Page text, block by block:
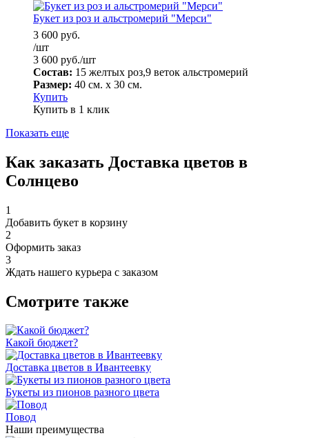
Букет из роз и альстромерий "Мерси"
3 600 руб.
/шт
3 600 руб./шт
Состав: 15 желтых роз,9 веток альстромерий
Размер: 40 см. х 30 см.
Купить
Купить в 1 клик
Показать еще
Как заказать Доставка цветов в
Солнцево
1
Добавить букет в корзину
2
Оформить заказ
3
Ждать нашего курьера с заказом
Смотрите также
Какой бюджет?
Доставка цветов в Ивантеевку
Букеты из пионов разного цвета
Повод
Наши преимущества